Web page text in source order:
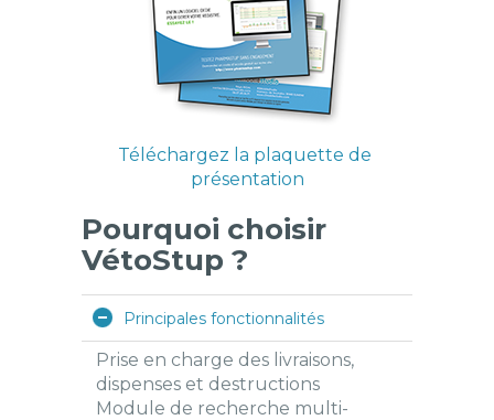
Téléchargez la plaquette de
présentation
Pourquoi choisir
VétoStup ?
Principales fonctionnalités
Prise en charge des livraisons,
dispenses et destructions
Module de recherche multi-